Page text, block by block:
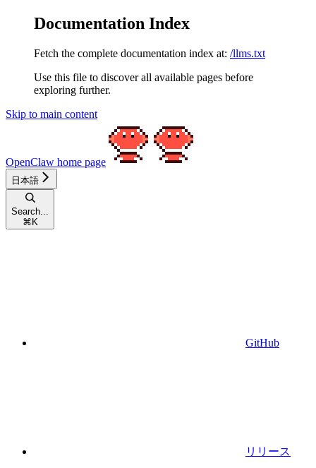
Documentation Index
Fetch the complete documentation index at: /llms.txt
Use this file to discover all available pages before
exploring further.
Skip to main content
OpenClaw home page
日本語
Search...
⌘ K
GitHub
リリース